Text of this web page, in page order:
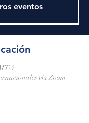
eventos
4
vía Zoom